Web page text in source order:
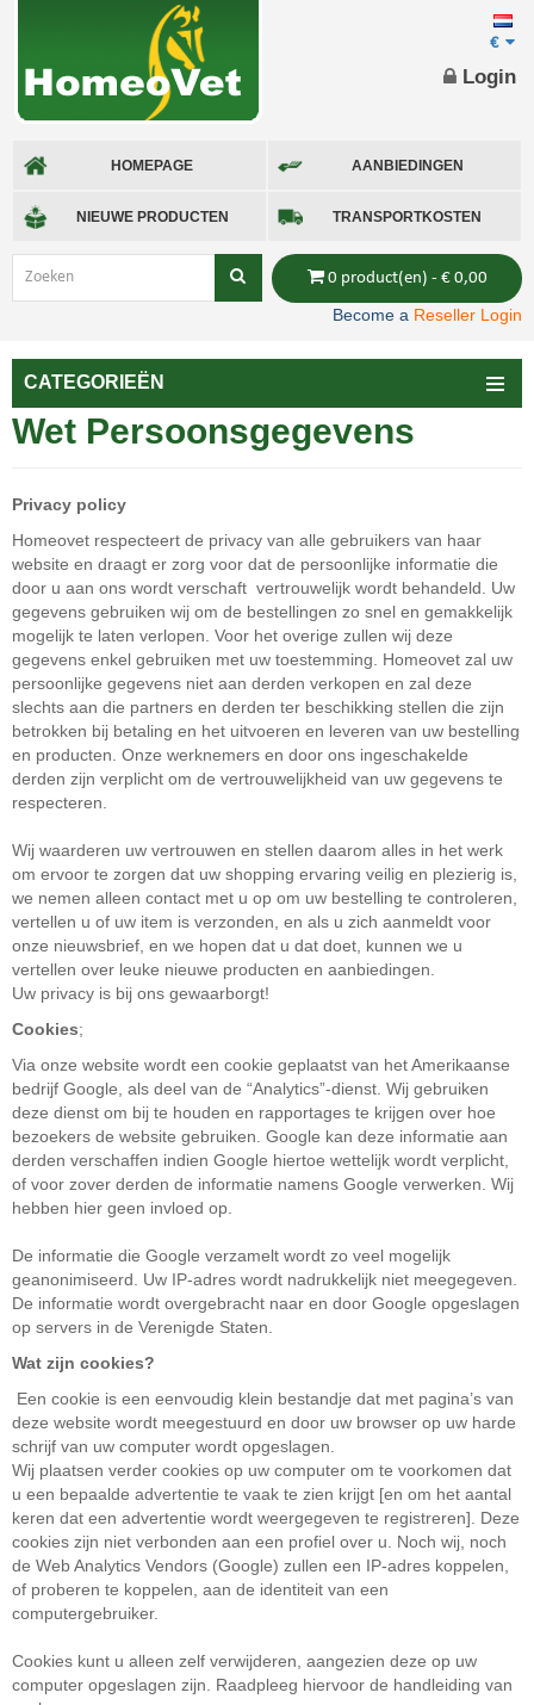
HOMEPAGE AANBIEDINGEN
NIEUWE PRODUCTEN TRANSPORTKOSTEN
€
0 product(en) - € 0,00
Login
Become a Reseller Login
CATEGORIEËN
Wet Persoonsgegevens
Privacy policy
Homeovet respecteert de privacy van alle gebruikers van haar
website en draagt er zorg voor dat de persoonlijke informatie die
door u aan ons wordt verschaft vertrouwelijk wordt behandeld. Uw
gegevens gebruiken wij om de bestellingen zo snel en gemakkelijk
mogelijk te laten verlopen. Voor het overige zullen wij deze
gegevens enkel gebruiken met uw toestemming. Homeovet zal uw
persoonlijke gegevens niet aan derden verkopen en zal deze
slechts aan die partners en derden ter beschikking stellen die zijn
betrokken bij betaling en het uitvoeren en leveren van uw bestelling
en producten. Onze werknemers en door ons ingeschakelde
derden zijn verplicht om de vertrouwelijkheid van uw gegevens te
respecteren.
Wij waarderen uw vertrouwen en stellen daarom alles in het werk
om ervoor te zorgen dat uw shopping ervaring veilig en plezierig is,
we nemen alleen contact met u op om uw bestelling te controleren,
vertellen u of uw item is verzonden, en als u zich aanmeldt voor
onze nieuwsbrief, en we hopen dat u dat doet, kunnen we u
vertellen over leuke nieuwe producten en aanbiedingen.
Uw privacy is bij ons gewaarborgt!
Cookies;
Via onze website wordt een cookie geplaatst van het Amerikaanse
bedrijf Google, als deel van de “Analytics”-dienst. Wij gebruiken
deze dienst om bij te houden en rapportages te krijgen over hoe
bezoekers de website gebruiken. Google kan deze informatie aan
derden verschaffen indien Google hiertoe wettelijk wordt verplicht,
of voor zover derden de informatie namens Google verwerken. Wij
hebben hier geen invloed op.
De informatie die Google verzamelt wordt zo veel mogelijk
geanonimiseerd. Uw IP-adres wordt nadrukkelijk niet meegegeven.
De informatie wordt overgebracht naar en door Google opgeslagen
op servers in de Verenigde Staten.
Wat zijn cookies?
Een cookie is een eenvoudig klein bestandje dat met pagina’s van
deze website wordt meegestuurd en door uw browser op uw harde
schrijf van uw computer wordt opgeslagen.
Wij plaatsen verder cookies op uw computer om te voorkomen dat
u een bepaalde advertentie te vaak te zien krijgt [en om het aantal
keren dat een advertentie wordt weergegeven te registreren]. Deze
cookies zijn niet verbonden aan een profiel over u. Noch wij, noch
de Web Analytics Vendors (Google) zullen een IP-adres koppelen,
of proberen te koppelen, aan de identiteit van een
computergebruiker.
Cookies kunt u alleen zelf verwijderen, aangezien deze op uw
computer opgeslagen zijn. Raadpleeg hiervoor de handleiding van